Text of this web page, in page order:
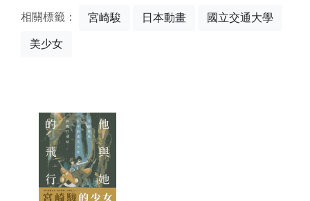
相關標籤： 宮崎駿 日本動畫 國立交通大學
美少女